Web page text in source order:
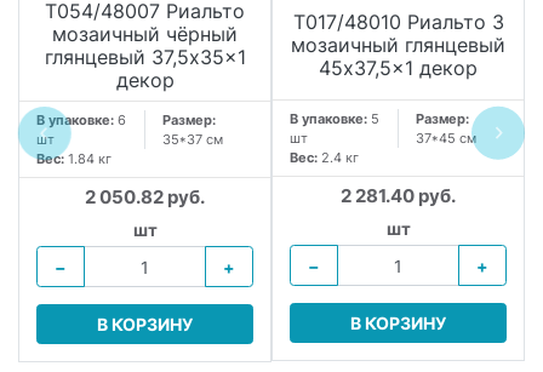
T054/48007 Риальто
мозаичный чёрный
глянцевый 37,5x35x1
декор
В упаковке: 6
шт
Размер:
35*37 см
Вес: 1.84 кг
2 050.82 руб.
шт
−
+
В КОРЗИНУ
T017/48010 Риальто 3
мозаичный глянцевый
45x37,5x1 декор
В упаковке: 5
шт
Размер:
37*45 см
Вес: 2.4 кг
2 281.40 руб.
шт
−
+
В КОРЗИНУ